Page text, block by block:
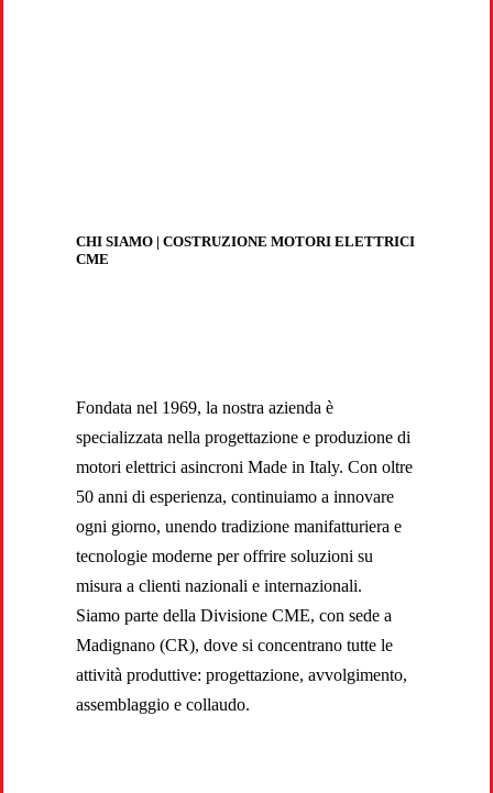
CHI SIAMO | COSTRUZIONE MOTORI ELETTRICI
CME
Fondata nel 1969, la nostra azienda è
specializzata nella progettazione e produzione di
motori elettrici asincroni Made in Italy. Con oltre
50 anni di esperienza, continuiamo a innovare
ogni giorno, unendo tradizione manifatturiera e
tecnologie moderne per offrire soluzioni su
misura a clienti nazionali e internazionali.
Siamo parte della Divisione CME, con sede a
Madignano (CR), dove si concentrano tutte le
attività produttive: progettazione, avvolgimento,
assemblaggio e collaudo.